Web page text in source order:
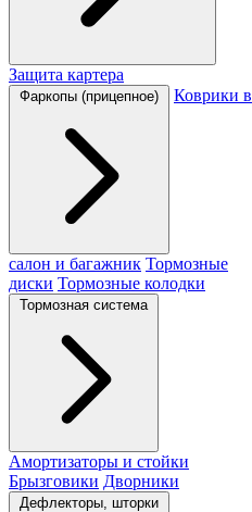
Защита картера
Фаркопы (прицепное) Коврики в
салон и багажник Тормозные
диски Тормозные колодки
Тормозная система
Амортизаторы и стойки
Брызговики Дворники
Дефлекторы, шторки